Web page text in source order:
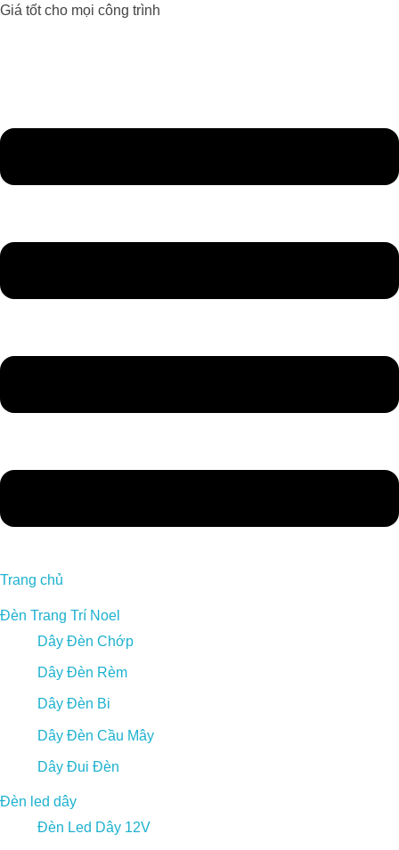
Giá tốt cho mọi công trình
Trang chủ
Đèn Trang Trí Noel
Dây Đèn Chớp
Dây Đèn Rèm
Dây Đèn Bi
Dây Đèn Cầu Mây
Dây Đui Đèn
Đèn led dây
Đèn Led Dây 12V